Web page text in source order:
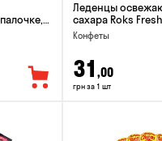
Леденцы
сахара Roks
Конфеты
31 ,00
грн за 1 шт